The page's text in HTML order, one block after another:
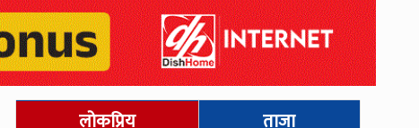
लोकप्रिय ताजा